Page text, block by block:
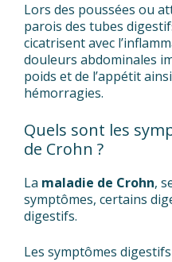
Lors des poussées ou
parois des tubes
cicatrisent avec
douleurs abdominales
poids et de l’appétit
hémorragies.
Quels sont les
de Crohn ?
La maladie de Crohn,
symptômes, certains
digestifs.
Les symptômes digestifs